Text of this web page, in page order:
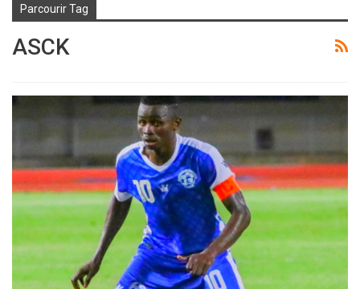
Parcourir Tag
ASCK